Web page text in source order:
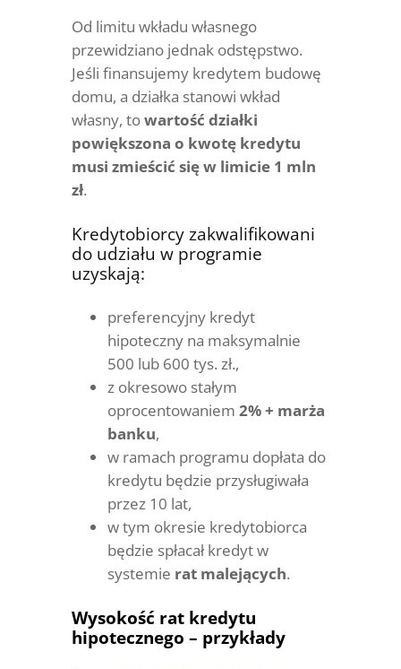
Od limitu wkładu własnego
przewidziano jednak odstępstwo.
Jeśli finansujemy kredytem budowę
domu, a działka stanowi wkład
własny, towartość działki
powiększona o kwotę kredytu
musi zmieścić się w limicie 1 mln
zł.
Kredytobiorcy zakwalifikowani
do udziału w programie
uzyskają:
preferencyjny kredyt
hipoteczny na maksymalnie
500 lub 600 tys. zł.,
z okresowo stałym
oprocentowaniem 2% + marża
banku,
w ramach programu dopłata do
kredytu będzie przysługiwała
przez 10 lat,
w tym okresie kredytobiorca
będzie spłacał kredyt w
systemie rat malejących.
Wysokość rat kredytu
hipotecznego – przykłady